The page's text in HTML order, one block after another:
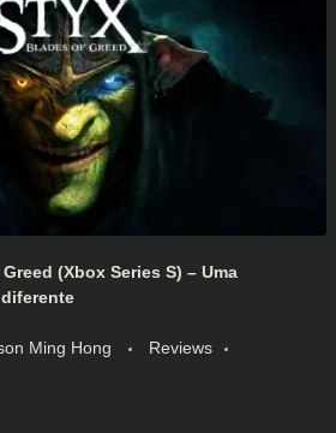
(Xbox Series S) – Uma
Ming Hong
Reviews